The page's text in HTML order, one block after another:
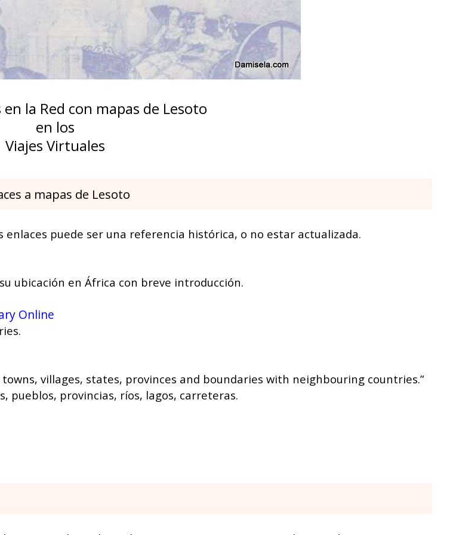
en la Red con mapas de Lesoto
en los
Viajes Virtuales
a mapas de Lesoto
puede ser una referencia histórica, o no estar actualizada.
ubicación en África con breve introducción.
Online
villages, states, provinces and boundaries with neighbouring countries.”
pueblos, provincias, ríos, lagos, carreteras.